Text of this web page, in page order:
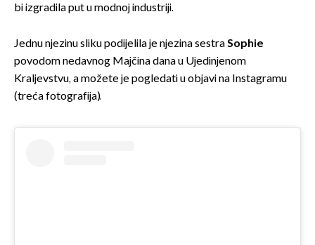
bi izgradila put u modnoj industriji.
Jednu njezinu sliku podijelila je njezina sestraSophie
povodom nedavnog Majčina dana u Ujedinjenom
Kraljevstvu, a možete je pogledati u objavi na Instagramu
(treća fotografija).